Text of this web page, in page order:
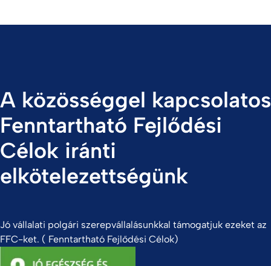
A közösséggel kapcsolatos
Fenntartható Fejlődési
Célok iránti
elkötelezettségünk
Jó vállalati polgári szerepvállalásunkkal támogatjuk ezeket az
FFC-ket. ( Fenntartható Fejlődési Célok)